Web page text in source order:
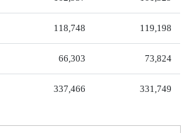
118,748 119,198
66,303 73,824
337,466 331,749